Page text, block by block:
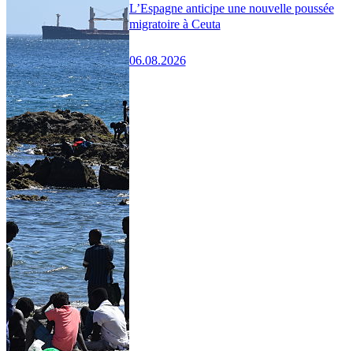
L’Espagne anticipe une nouvelle poussée
migratoire à Ceuta
06.08.2026